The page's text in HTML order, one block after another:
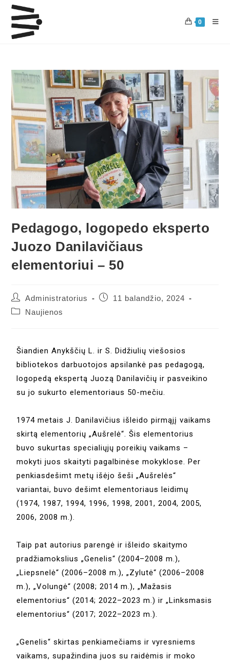
0
Pedagogo, logopedo eksperto
Juozo Danilavičiaus
elementoriui – 50
Administratorius
11 balandžio, 2024
Naujienos
Šiandien Anykščių L. ir S. Didžiulių viešosios
bibliotekos darbuotojos apsilankė pas pedagogą,
logopedą ekspertą Juozą Danilavičių ir pasveikino
su jo sukurto elementoriaus 50-mečiu.
1974 metais J. Danilavičius išleido pirmąjį vaikams
skirtą elementorių „Aušrelė“. Šis elementorius
buvo sukurtas specialiųjų poreikių vaikams –
mokyti juos skaityti pagalbinėse mokyklose. Per
penkiasdešimt metų išėjo šeši „Aušrelės“
variantai, buvo dešimt elementoriaus leidimų
(1974, 1987, 1994, 1996, 1998, 2001, 2004, 2005,
2006, 2008 m.).
Taip pat autorius parengė ir išleido skaitymo
pradžiamokslius „Genelis“ (2004–2008 m.),
„Liepsnelė“ (2006–2008 m.), „Zylutė“ (2006–2008
m.), „Volungė“ (2008; 2014 m.), „Mažasis
elementorius“ (2014; 2022–2023 m.) ir „Linksmasis
elementorius“ (2017; 2022–2023 m.).
„Genelis“ skirtas penkiamečiams ir vyresniems
vaikams, supažindina juos su raidėmis ir moko